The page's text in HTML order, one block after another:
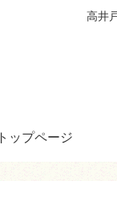
高井
トップページ